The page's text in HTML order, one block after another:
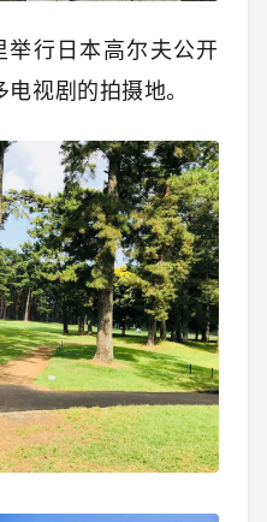
行日本高尔夫公开
视剧的拍摄地。